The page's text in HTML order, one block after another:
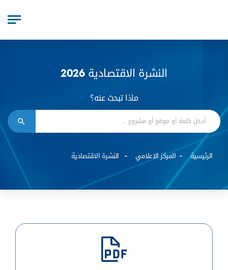
النشرة الاقتصادية 2026
ماذا تبحث عنه؟
الرئيسية المركز الاعلامي النشرة الاقتصادية